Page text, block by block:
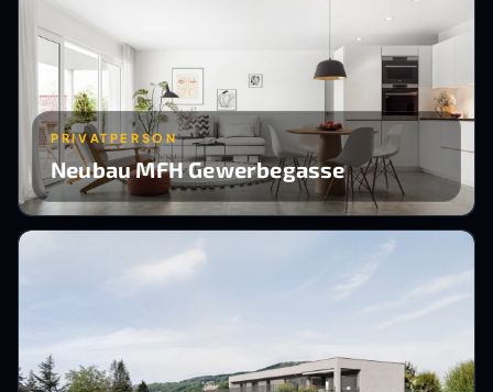
PRIVATPERSON
Neubau MFH Gewerbegasse